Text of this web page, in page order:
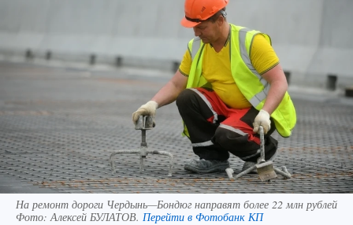
На ремонт дороги Чердынь—Бондюг направят более 22 млн рублей
Фото:Алексей БУЛАТОВ. Перейти в Фотобанк КП